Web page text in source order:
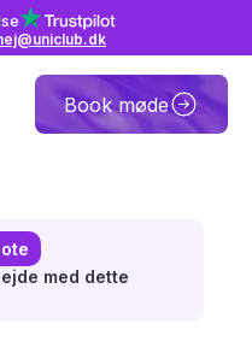
Book møde
med dette